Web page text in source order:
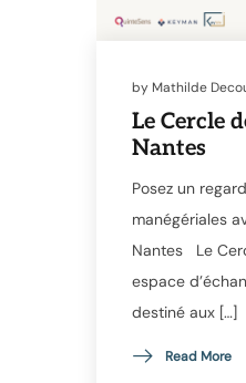
by Mathilde
Le Cercle
Nantes
Posez un
manégériales
Nantes Le
espace
destiné aux […]
Read More